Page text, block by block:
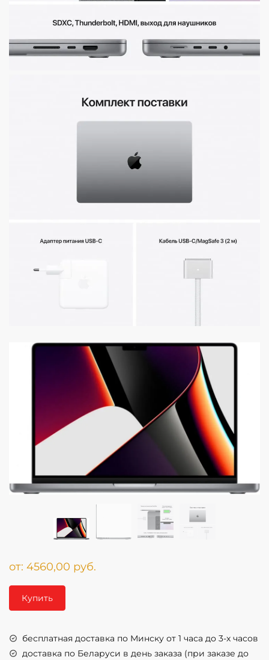
от: 4560,00 руб.
Купить
бесплатная доставка по Минску от 1 часа до 3-х часов
доставка по Беларуси в день заказа (при заказе до